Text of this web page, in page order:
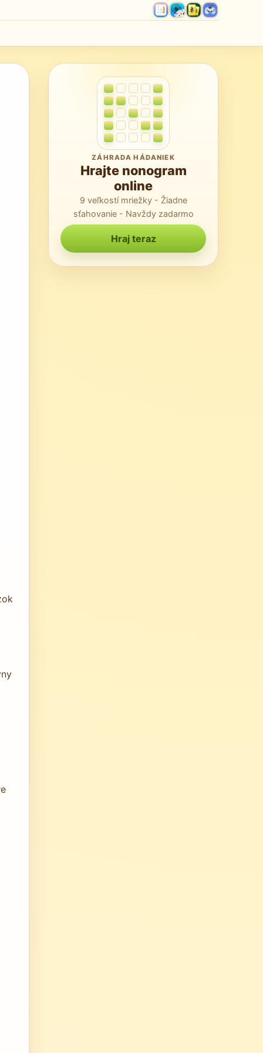
ZÁHRADA HÁDANIEK
Hrajte nonogram
online
9 veľkostí mriežky - Žiadne
sťahovanie - Navždy zadarmo
Hraj teraz